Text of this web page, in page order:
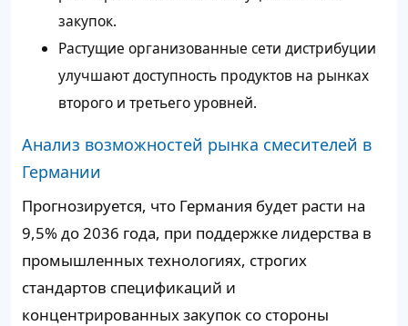
закупок.
Растущие организованные сети дистрибуции
улучшают доступность продуктов на рынках
второго и третьего уровней.
Анализ возможностей рынка смесителей в
Германии
Прогнозируется, что Германия будет расти на
9,5% до 2036 года, при поддержке лидерства в
промышленных технологиях, строгих
стандартов спецификаций и
концентрированных закупок со стороны